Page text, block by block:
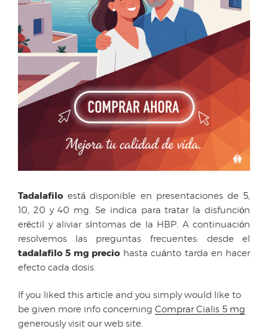
Tadalafilo está disponible en presentaciones de 5,
10, 20 y 40 mg. Se indica para tratar la disfunción
eréctil y aliviar síntomas de la HBP. A continuación
resolvemos las preguntas frecuentes: desde el
tadalafilo 5 mg preciohasta cuánto tarda en hacer
efecto cada dosis.
If you liked this article and you simply would like to
be given more info concerning Comprar Cialis 5 mg
generously visit our web site.